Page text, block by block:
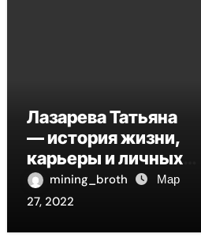
Лазарева Татьяна
— история жизни,
карьеры и личных
достижений
знаменитой
mining_broth
Мар
27, 2022